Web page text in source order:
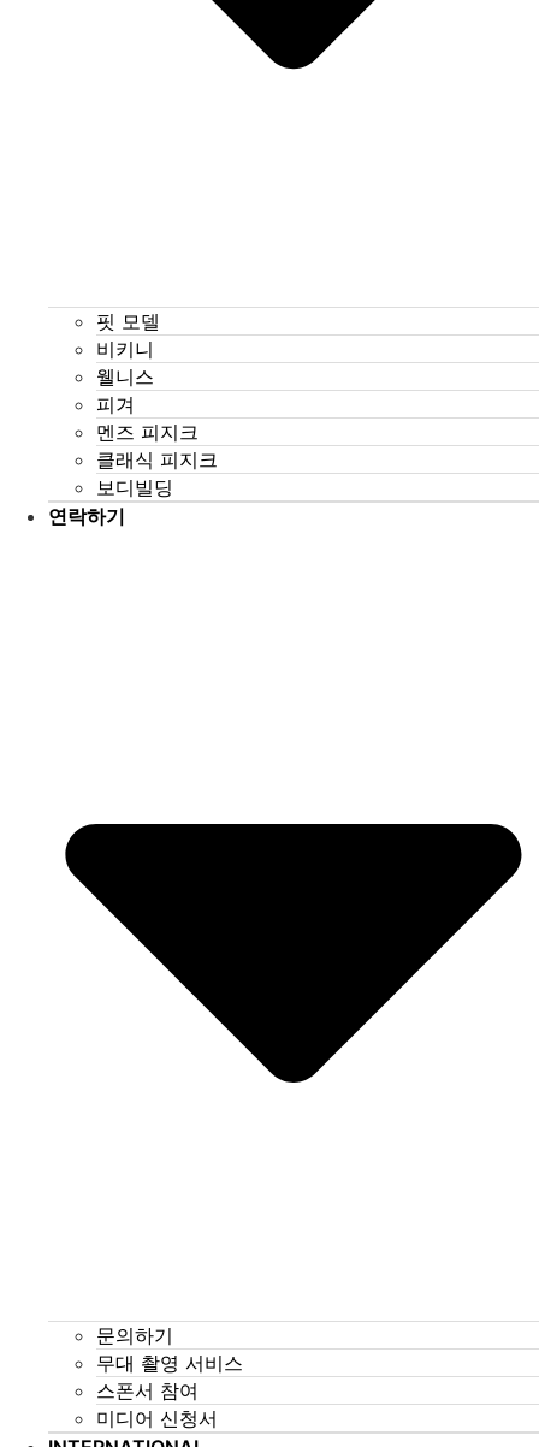
핏 모델
비키니
웰니스
피겨
멘즈 피지크
클래식 피지크
보디빌딩
연락하기
문의하기
무대 촬영 서비스
스폰서 참여
미디어 신청서